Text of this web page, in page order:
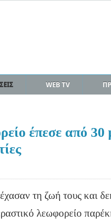
WEB TV
έπεσε από 30
τη ζωή τους και
λεωφορείο